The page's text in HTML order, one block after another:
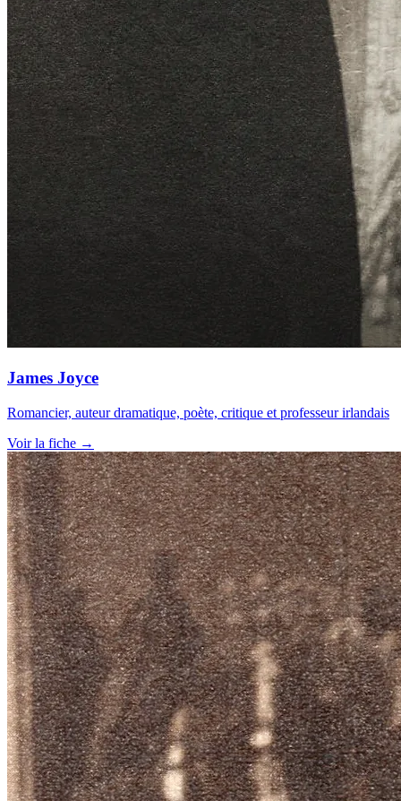
James Joyce
Romancier, auteur dramatique, poète, critique et professeur irlandais
Voir la fiche →